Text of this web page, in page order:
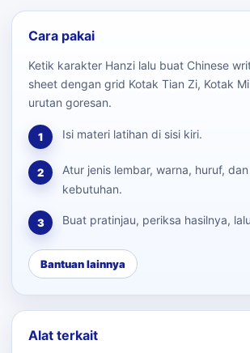
Cara pakai
Ketik karakter Hanzi lalu buat Chinese
sheet dengan grid Kotak Tian Zi, Kotak
urutan goresan.
1 Isi materi latihan di sisi kiri.
2
Atur jenis lembar, warna, huruf,
kebutuhan.
3 Buat pratinjau, periksa hasilnya,
Bantuan lainnya
Alat terkait